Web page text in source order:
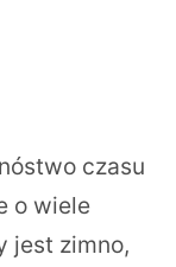
czasu
o wiele
jest zimno,